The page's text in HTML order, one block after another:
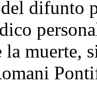
difunto
la muerte,